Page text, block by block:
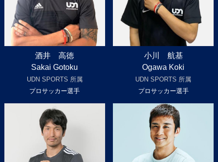
酒井 高徳
Sakai Gotoku
UDN SPORTS 所属
プロサッカー選手
小川 航基
Ogawa Koki
UDN SPORTS 所属
プロサッカー選手